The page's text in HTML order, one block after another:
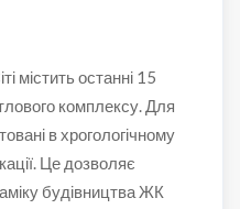
містить останні 15
комплексу. Для
в хрогологічному
Це дозволяє
будівництва ЖК